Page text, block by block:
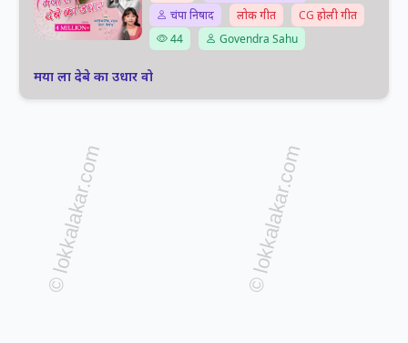
चंपा निषाद
लोक गीत
CG होली गीत
44
Govendra Sahu
मया ला देबे का उधार वो